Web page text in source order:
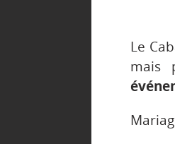
Le
mais